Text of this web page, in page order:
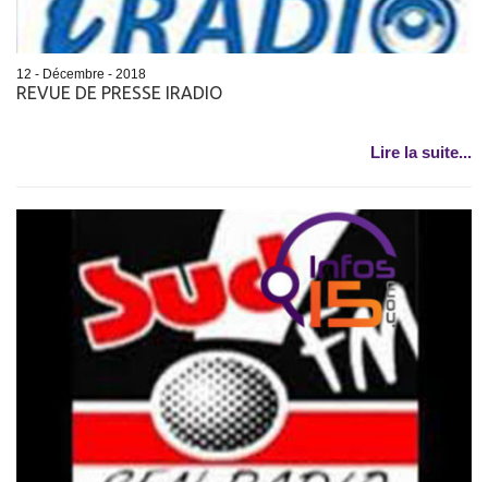
12 - Décembre - 2018
REVUE DE PRESSE IRADIO
Lire la suite...